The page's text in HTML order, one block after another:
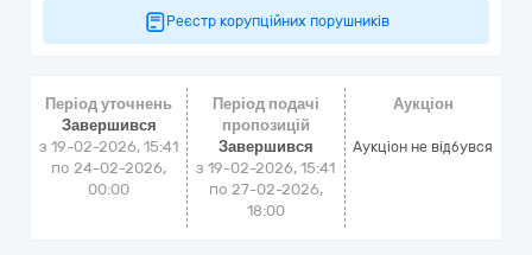
Реєстр корупційних порушників
Період уточнень
Завершився
з 19-02-2026, 15:41
по 24-02-2026,
00:00
Період подачі
пропозицій
Завершився
з 19-02-2026, 15:41
по 27-02-2026,
18:00
Аукціон
Аукціон не відбувся